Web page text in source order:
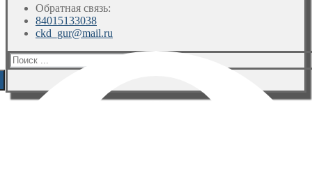
Обратная связь:
84015133038
ckd_gur@mail.ru
Искать: